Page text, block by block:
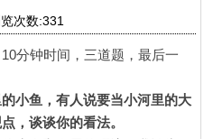
次数:331
分钟时间，三道题，最后一
鱼，有人说要当小河里的大
，谈谈你的看法。